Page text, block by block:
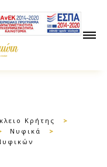
Κρήτης
>
Νυφικά
>